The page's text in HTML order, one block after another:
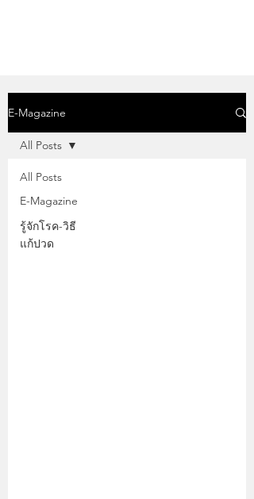
E-Magazine
All Posts
E-Magazine
รู้จักโรค-วิธี
แก้ปวด
All Posts